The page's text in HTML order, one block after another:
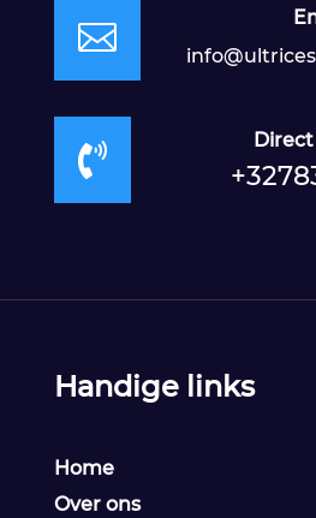


Handige links
Home
Over ons